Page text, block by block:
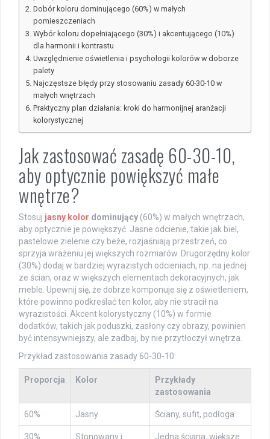
Dobór koloru dominującego (60%) w małych
pomieszczeniach
Wybór koloru dopełniającego (30%) i akcentującego (10%)
dla harmonii i kontrastu
Uwzględnienie oświetlenia i psychologii kolorów w doborze
palety
Najczęstsze błędy przy stosowaniu zasady 60-30-10 w
małych wnętrzach
Praktyczny plan działania: kroki do harmonijnej aranżacji
kolorystycznej
Jak zastosować zasadę 60-30-10,
aby optycznie powiększyć małe
wnętrze?
Stosuj jasny kolor dominujący (60%) w małych wnętrzach,
aby optycznie je powiększyć. Jasne odcienie, takie jak biel,
pastelowe zielenie czy beże, rozjaśniają przestrzeń, co
sprzyja wrażeniu jej większych rozmiarów. Drugorzędny kolor
(30%) dodaj w bardziej wyrazistych odcieniach, np. na jednej
ze ścian, oraz w większych elementach dekoracyjnych, jak
meble. Upewnij się, że dobrze komponuje się z oświetleniem,
które powinno podkreślać ten kolor, aby nie stracił na
wyrazistości. Akcent kolorystyczny (10%) w formie
dodatków, takich jak poduszki, zasłony czy obrazy, powinien
być intensywniejszy, ale zadbaj, by nie przytłoczył wnętrza.
Przykład zastosowania zasady 60-30-10:
Proporcja Kolor
Przykłady
zastosowania
60% Jasny Ściany, sufit, podłoga
30%
Stonowany i
Jedna ściana, większe